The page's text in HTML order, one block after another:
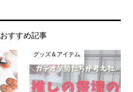
おすすめ記事
グッズ＆アイテム